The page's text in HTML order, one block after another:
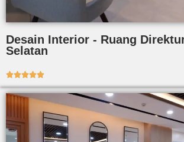
Desain Interior - Ruang
Selatan
